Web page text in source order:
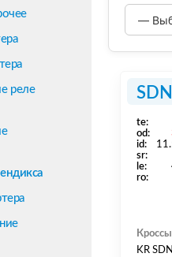
реле
te:
od:
id:
sr:
le:
ro:
Кроссы
KR